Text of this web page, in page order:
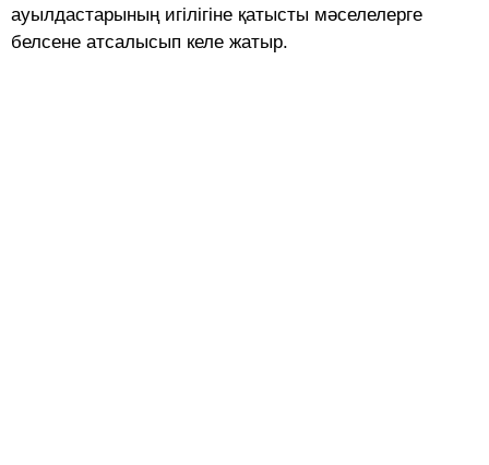
ауылдастарының игілігіне қатысты мәселелерге
белсене атсалысып келе жатыр.